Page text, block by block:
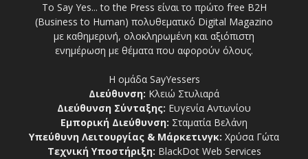
Το Say Yes... to the Press είναι το πρώτο free Β2Η
(Business to Human) πολυθεματικό Digital Magazino
με καθημερινή, ολοκληρωμένη και αξιόπιστη
ενημέρωση με θέματα που αφορούν όλους.
Η ομάδα SayYessers
Διεύθυνση: Κλειώ Στυλιαρά
Διεύθυνση Σύνταξης: Ευγενία Αντωνίου
Εμπορική Διεύθυνση: Σταματία Βελάνη
Υπεύθυνη Λειτουργίας & Μάρκετινγκ: Χρύσα Γώτα
Τεχνική Υποστήριξη: BlackDot Web Services